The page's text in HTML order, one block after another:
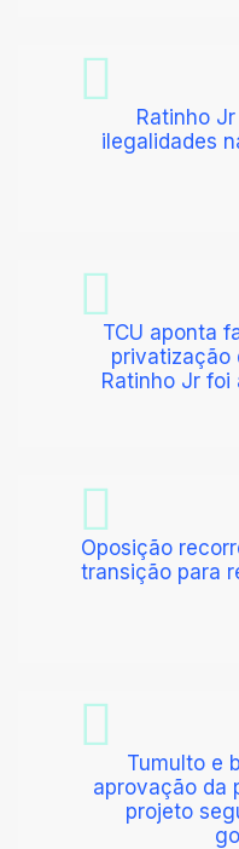
Ratinho
ilegalidades
TCU aponta
privatização
Ratinho Jr foi
Oposição
transição para
Tumulto e
aprovação da
projeto